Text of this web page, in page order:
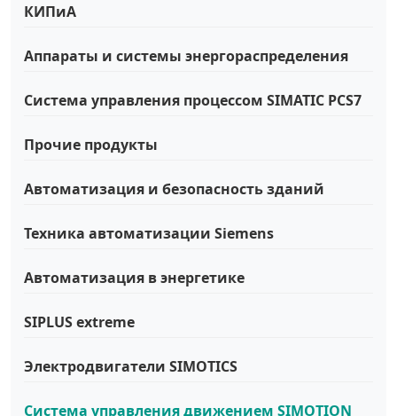
КИПиА
Аппараты и системы энергораспределения
Система управления процессом SIMATIC PCS7
Прочие продукты
Автоматизация и безопасность зданий
Техника автоматизации Siemens
Автоматизация в энергетике
SIPLUS extreme
Электродвигатели SIMOTICS
Система управления движением SIMOTION